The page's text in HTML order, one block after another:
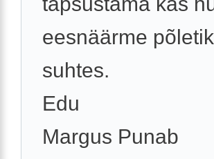
eesnäärme
suhtes.
Edu
Margus Punab